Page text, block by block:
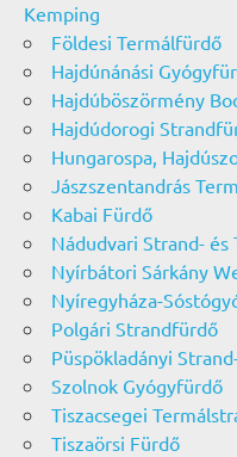
Kemping
Földesi Termálfürdő
Hajdúnánási
Hajdúböszörmény
Hajdúdorogi
Hungarospa,
Jászszentandrás
Kabai Fürdő
Nádudvari Strand-
Nyírbátori Sárkány
Nyíregyháza-
Polgári Strandfürdő
Püspökladányi
Szolnok Gyógyfürdő
Tiszacsegei
Tiszaörsi Fürdő